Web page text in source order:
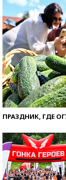
ПРАЗДНИК, ГДЕ